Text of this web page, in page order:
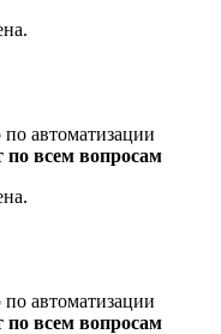
автоматизации
по всем вопросам
автоматизации
по всем вопросам